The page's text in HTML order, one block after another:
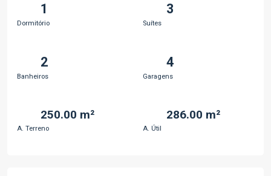
1
Dormitório
3
Suítes
2
Banheiros
4
Garagens
250.00 m²
A. Terreno
286.00 m²
A. Útil